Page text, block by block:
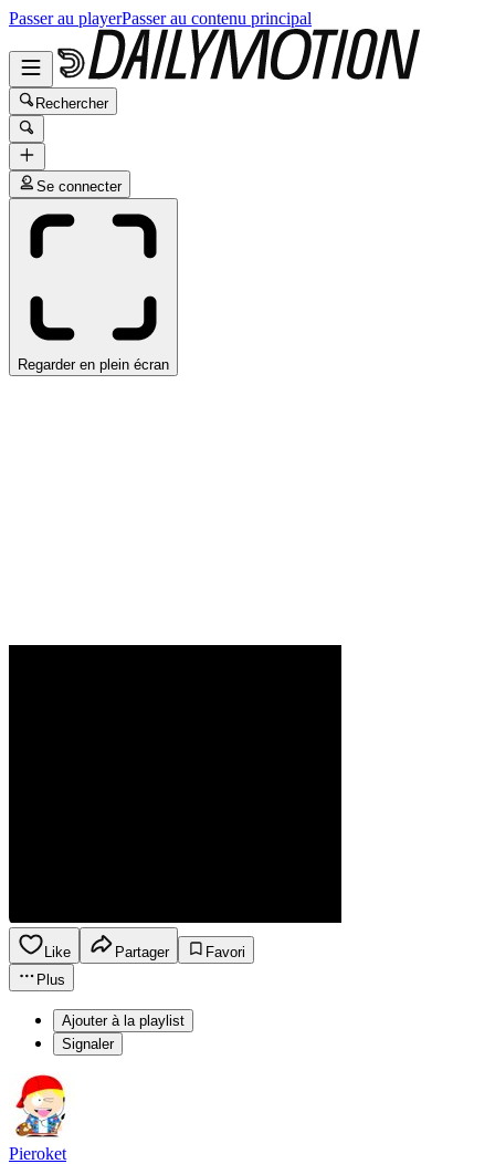
Passer au playerPasser au contenu principal
Rechercher
Se connecter
Regarder en plein écran
Like Partager
Favori
Plus
Ajouter à la playlist
Signaler
Pieroket